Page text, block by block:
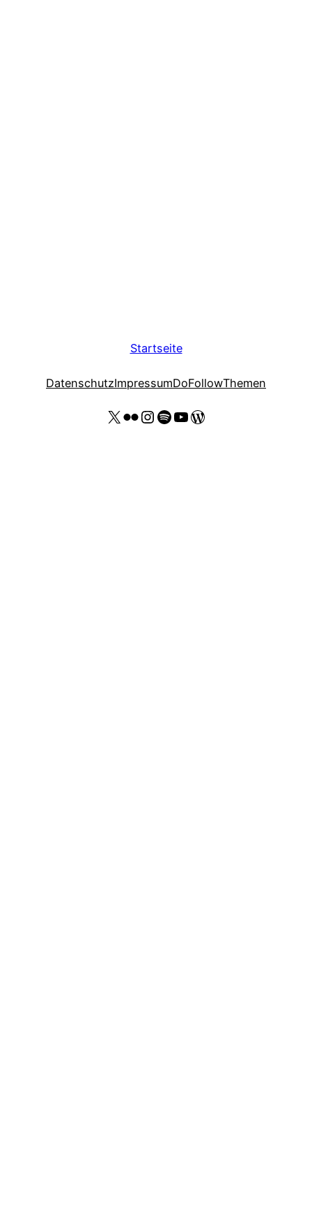
Startseite
DatenschutzImpressumDoFollowThemen
X Flickr
Instagram
Spotify
YouTube Thomas Kohler
Wordpress Website